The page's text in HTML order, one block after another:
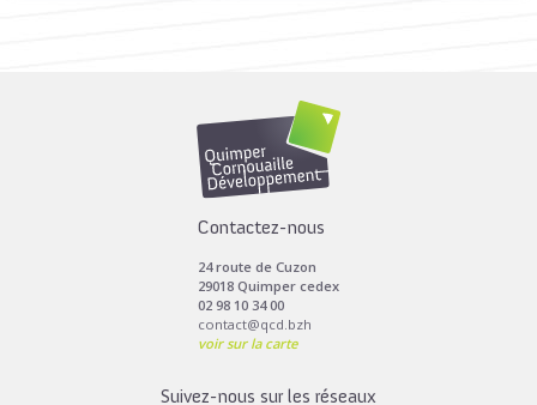
Toutes les actus de cette rubrique
Contactez-nous
24 route de Cuzon
29018 Quimper cedex
02 98 10 34 00
contact@qcd.bzh
voir sur la carte
Suivez-nous sur les réseaux